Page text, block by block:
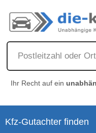
Ihr Recht auf ein
Kfz-Gutachter finden